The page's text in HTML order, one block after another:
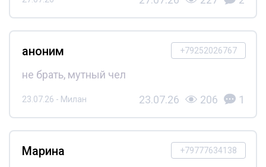
+79252026767
аноним
не брать, мутный чел
23.07.26 - Милан 23.07.26 206 1
+79777634138
Марина